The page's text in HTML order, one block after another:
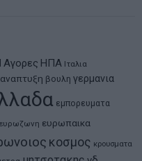
Αγορες ΗΠΑ Ιταλια
αναπτυξη βουλη γερμανια
εμπορευματα
ευρωζωνη ευρωπαικα
κοσμος κρουσματα